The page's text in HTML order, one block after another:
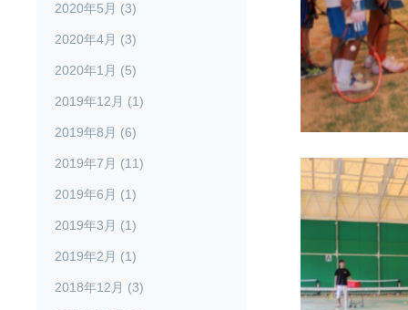
2020年5月 (3)
2020年4月 (3)
2020年1月 (5)
2019年12月 (1)
2019年8月 (6)
2019年7月 (11)
2019年6月 (1)
2019年3月 (1)
2019年2月 (1)
2018年12月 (3)